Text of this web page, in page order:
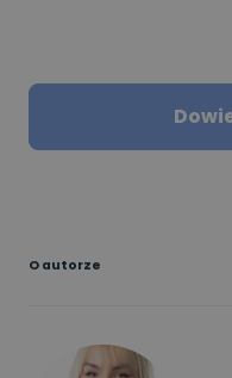
O autorze